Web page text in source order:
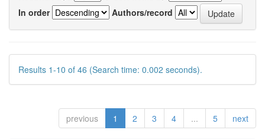
In order
Authors/record
Results 1-10 of 46 (Search time: 0.002 seconds).
previous 1 2 3 4 ... 5 next